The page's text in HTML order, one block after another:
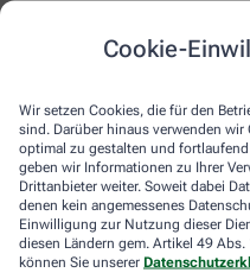
Cookie-
Wir setzen Cookies, die für den
sind. Darüber hinaus verwenden
optimal zu gestalten und
geben wir Informationen zu Ihrer
Drittanbieter weiter. Soweit dabei
denen kein angemessenes
Einwilligung zur Nutzung dieser
diesen Ländern gem. Artikel 49
können Sie unserer